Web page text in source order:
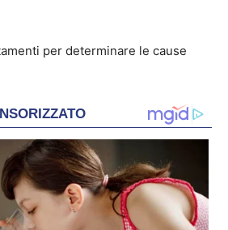
per determinare le cause